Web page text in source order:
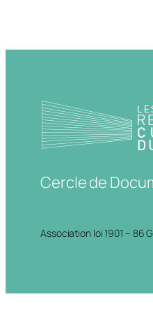
Cercle de
Association loi 1901 – 86